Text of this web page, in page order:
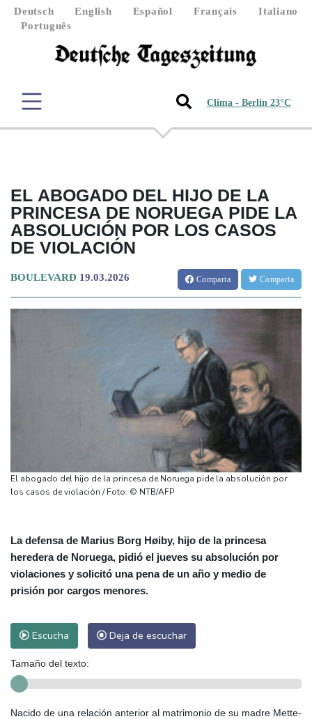
Deutsch English Español Français
Italiano
Português
Clima - Berlin 23°C
EL ABOGADO DEL HIJO DE LA
PRINCESA DE NORUEGA PIDE LA
ABSOLUCIÓN POR LOS CASOS
DE VIOLACIÓN
BOULEVARD 19.03.2026 Comparta Comparta
El abogado del hijo de la princesa de Noruega pide la absolución por
los casos de violación / Foto: © NTB/AFP
La defensa de Marius Borg Høiby, hijo de la princesa
heredera de Noruega, pidió el jueves su absolución por
violaciones y solicitó una pena de un año y medio de
prisión por cargos menores.
Escucha Deja de escuchar
Tamaño del texto:
Nacido de una relación anterior al matrimonio de su madre Mette-